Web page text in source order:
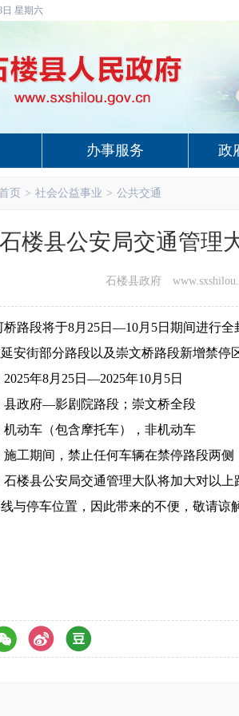
日 星期六
办事服务 政
页 > 社会公益事业 > 公共交通
石楼县公安局交通管理
石楼县政府
桥路段将于8月 25日—10月 5日期间进行
安街部分路段以及崇文桥路段新增禁停
2025年8月 25日—2025年10月 5日
县政府—影剧院路段；崇文桥全段
机动车（包含摩托车），非机动车
工期间，禁止任何车辆在禁停路段两
石楼县公安局交通管理大队将加大对以
与停车位置，因此带来的不便，敬请谅